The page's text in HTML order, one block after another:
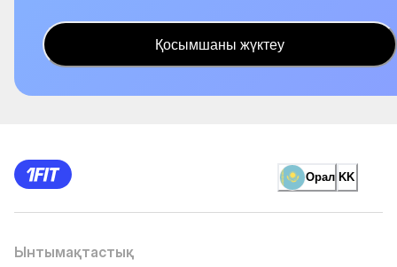
Қосымшаны жүктеу
Орал KK
Ынтымақтастық